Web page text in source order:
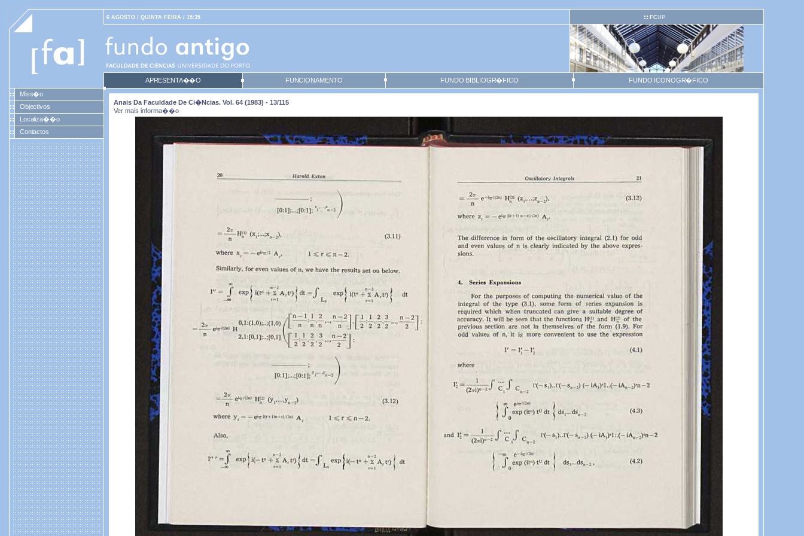
6 AGOSTO / QUINTA FEIRA / 15:35 FCUP
APRESENTA��O FUNCIONAMENTO FUNDO BIBLIOGR�FICO
FUNDO ICONOGR�FICO
Miss�o
Objectivos
Localiza��o
Contactos
Anais Da Faculdade De Ci�ncias. Vol. 64 (1983) - 13/115
Ver mais informa��o